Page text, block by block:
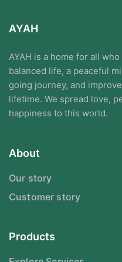
AYAH
AYAH is a home for all
balanced life, a peaceful
going journey, and
lifetime. We spread love,
happiness to this world.
About
Our story
Customer story
Products